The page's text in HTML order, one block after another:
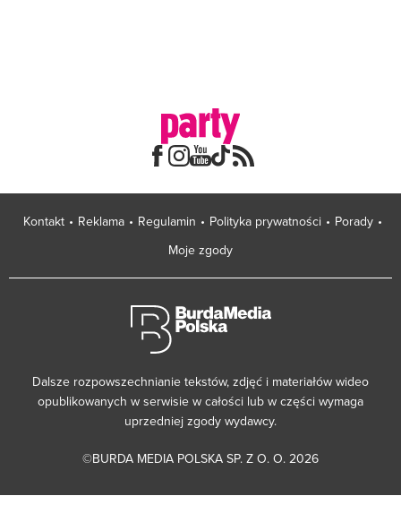
Kontakt Reklama Regulamin Polityka prywatności
Porady
Moje zgody
Dalsze rozpowszechnianie tekstów, zdjęć i materiałów wideo
opublikowanych w serwisie w całości lub w części wymaga
uprzedniej zgody wydawcy.
©BURDA MEDIA POLSKA SP. Z O. O. 2026